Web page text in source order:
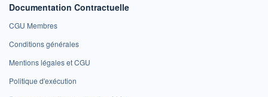
Documentation Contractuelle
CGU Membres
Conditions générales
Mentions légales et CGU
Politique d'exécution